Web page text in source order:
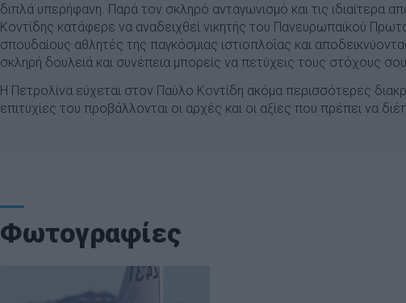
διπλά υπερήφανη. Παρά τον σκληρό ανταγωνισμό και τις ιδιαίτερα
Κοντίδης κατάφερε να αναδειχθεί νικητής του Πανευρωπαϊκού
σπουδαίους αθλητές της παγκόσμιας ιστιοπλοΐας και
σκληρή δουλειά και συνέπεια μπορείς να πετύχεις τους στόχους
Η Πετρολίνα εύχεται στον Παύλο Κοντίδη ακόμα περισσότερες
επιτυχίες του προβάλλονται οι αρχές και οι αξίες που πρέπει να
Φωτογραφίες